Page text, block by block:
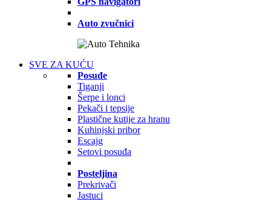
Auto zvučnici
SVE ZA KUĆU
Posuđe
Tiganji
Šerpe i lonci
Pekači i tepsije
Plastične kutije za hranu
Kuhinjski pribor
Escajg
Setovi posuđa
Posteljina
Prekrivači
Jastuci